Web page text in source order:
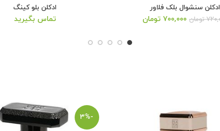
ادکلن سنشوال بلک فلاور
تومان ۷۰۰,۰۰۰ تومان
ادکلن بلو کینگ
تماس بگیرید
قیمت
-3%